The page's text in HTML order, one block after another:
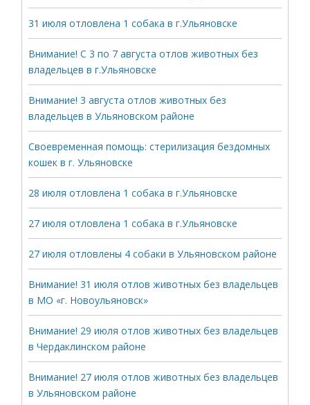
31 июля отловлена 1 собака в г.Ульяновске
Внимание! С 3 по 7 августа отлов животных без
владельцев в г.Ульяновске
Внимание! 3 августа отлов животных без
владельцев в Ульяновском районе
Своевременная помощь: стерилизация бездомных
кошек в г. Ульяновске
28 июля отловлена 1 собака в г.Ульяновске
27 июля отловлена 1 собака в г.Ульяновске
27 июля отловлены 4 собаки в Ульяновском районе
Внимание! 31 июля отлов животных без владельцев
в МО «г. Новоульяновск»
Внимание! 29 июля отлов животных без владельцев
в Чердаклинском районе
Внимание! 27 июля отлов животных без владельцев
в Ульяновском районе